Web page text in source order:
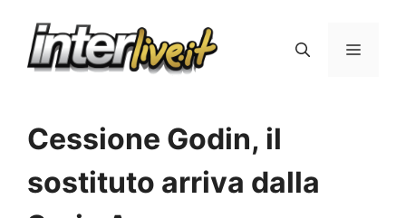
Menu
Cessione Godin, il
sostituto arriva dalla